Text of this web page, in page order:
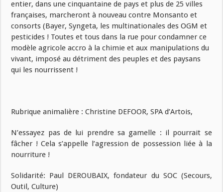
entier, dans une cinquantaine de pays et plus de 25 villes
françaises, marcheront à nouveau contre Monsanto et
consorts (Bayer, Syngeta, les multinationales des OGM et
pesticides ! Toutes et tous dans la rue pour condamner ce
modèle agricole accro à la chimie et aux manipulations du
vivant, imposé au détriment des peuples et des paysans
qui les nourrissent !
Rubrique animalière : Christine DEFOOR, SPA d’Artois,
N’essayez pas de lui prendre sa gamelle : il pourrait se
fâcher ! Cela s’appelle l’agression de possession liée à la
nourriture !
Solidarité: Paul DEROUBAIX, fondateur du SOC (Secours,
Outil, Culture)